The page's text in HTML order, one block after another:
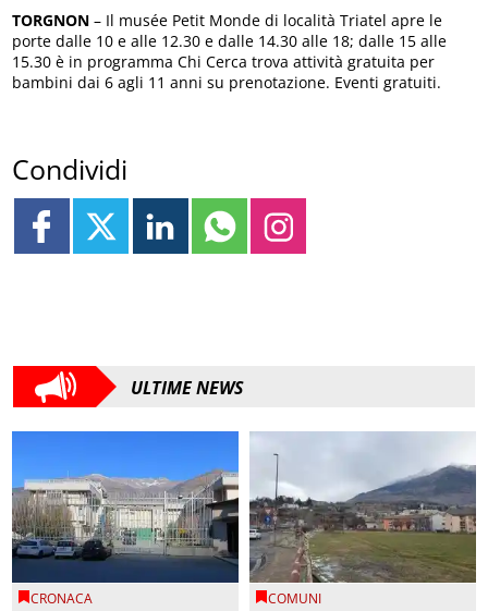
TORGNON – Il musée Petit Monde di località Triatel apre le
porte dalle 10 e alle 12.30 e dalle 14.30 alle 18; dalle 15 alle
15.30 è in programma Chi Cerca trova attività gratuita per
bambini dai 6 agli 11 anni su prenotazione. Eventi gratuiti.
Condividi
ULTIME NEWS
CRONACA COMUNI